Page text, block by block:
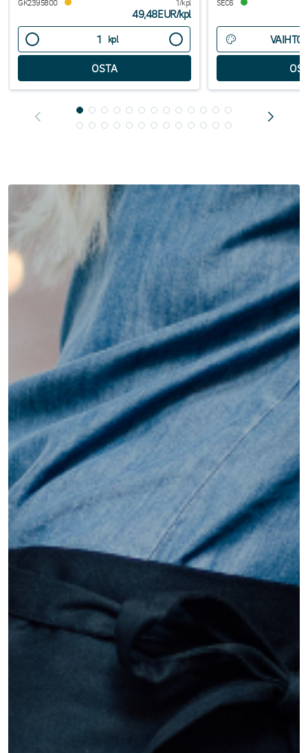
GK2395800 1/kpl
49,48EUR/kpl
kpl
SEC6